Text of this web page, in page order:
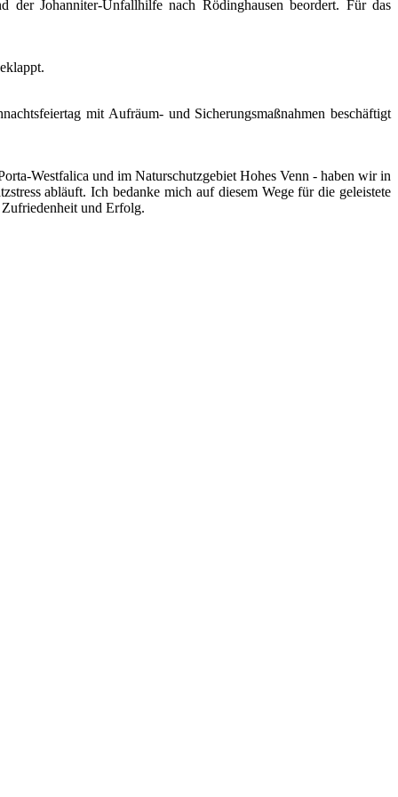
Johanniter-Unfallhilfe nach Rödinghausen beordert. Für das
mit Aufräum- und Sicherungsmaßnahmen beschäftigt
Westfalica und im Naturschutzgebiet Hohes Venn - haben wir in
abläuft. Ich bedanke mich auf diesem Wege für die geleistete
und Erfolg.